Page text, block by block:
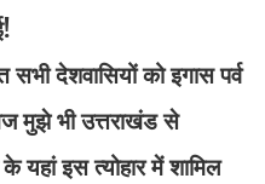
देशवासियों को इगास पर्व
मुझे भी उत्तराखंड से
इस त्योहार में शामिल